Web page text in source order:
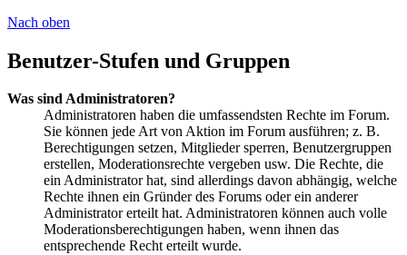
Nach oben
Benutzer-Stufen und Gruppen
Was sind Administratoren?
Administratoren haben die umfassendsten Rechte im Forum.
Sie können jede Art von Aktion im Forum ausführen; z. B.
Berechtigungen setzen, Mitglieder sperren, Benutzergruppen
erstellen, Moderationsrechte vergeben usw. Die Rechte, die
ein Administrator hat, sind allerdings davon abhängig, welche
Rechte ihnen ein Gründer des Forums oder ein anderer
Administrator erteilt hat. Administratoren können auch volle
Moderationsberechtigungen haben, wenn ihnen das
entsprechende Recht erteilt wurde.